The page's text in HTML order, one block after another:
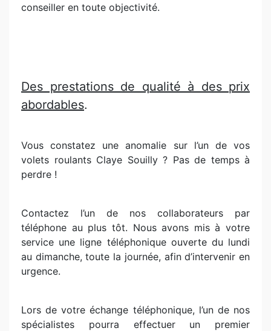
conseiller en toute objectivité.
Des prestations de qualité à des prix
abordables.
Vous constatez une anomalie sur l’un de vos
volets roulants Claye Souilly ? Pas de temps à
perdre !
Contactez l’un de nos collaborateurs par
téléphone au plus tôt. Nous avons mis à votre
service une ligne téléphonique ouverte du lundi
au dimanche, toute la journée, afin d’intervenir en
urgence.
Lors de votre échange téléphonique, l’un de nos
spécialistes pourra effectuer un premier